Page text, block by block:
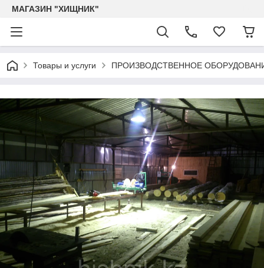
МАГАЗИН "ХИЩНИК"
Товары и услуги ПРОИЗВОДСТВЕННОЕ